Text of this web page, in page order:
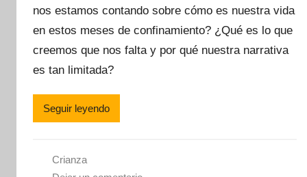
a
m
á
nos estamos contando sobre cómo es nuestra vida
en estos meses de confinamiento? ¿Qué es lo que
creemos que nos falta y por qué nuestra narrativa
es tan limitada?
Seguir leyendo
Crianza